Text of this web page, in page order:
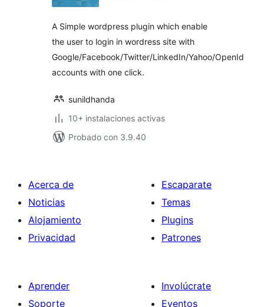
A Simple wordpress plugin which enable
the user to login in wordress site with
Google/Facebook/Twitter/LinkedIn/Yahoo/OpenId
accounts with one click.
sunildhanda
10+ instalaciones activas
Probado con 3.9.40
Acerca de
Noticias
Alojamiento
Privacidad
Escaparate
Temas
Plugins
Patrones
Aprender
Soporte
Involúcrate
Eventos